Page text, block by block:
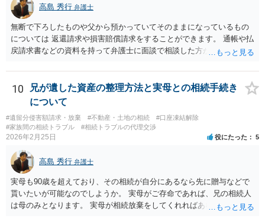
望。もちろん私もそうできればと思います。 ・・・婚姻前の契約 あ
るいは 遺言書などで その意思を実現する方法はあります。 弁護
士に相談してみてください。
高島 秀行 弁護士
無断で下ろしたものや父から預かっていてそのままになっているもの
については 返還請求や損害賠償請求をすることができます。 通帳や払
戻請求書などの資料を持って弁護士に面談で相談した方がよいと思い
10
兄が遺した資産の整理方法と実母との相続手続き
について
#遺留分侵害額請求・放棄 #不動産・土地の相続
#口座凍結解除
#家族間の相続トラブル
#相続トラブルの代理交渉
2026年2月25日 役にたった 5
高島 秀行 弁護士
実母も90歳を超えており、その相続が自分にあるなら先に贈与などで
貰いたいが可能なのでしようか。 実母がご存命であれば、兄の相続人
は母のみとなります。 実母が相続放棄をしてくれればあなた方兄弟及